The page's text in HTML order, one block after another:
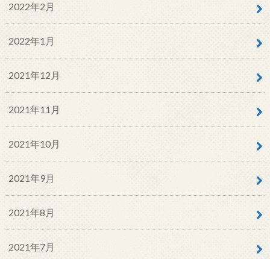
2022年2月
2022年1月
2021年12月
2021年11月
2021年10月
2021年9月
2021年8月
2021年7月